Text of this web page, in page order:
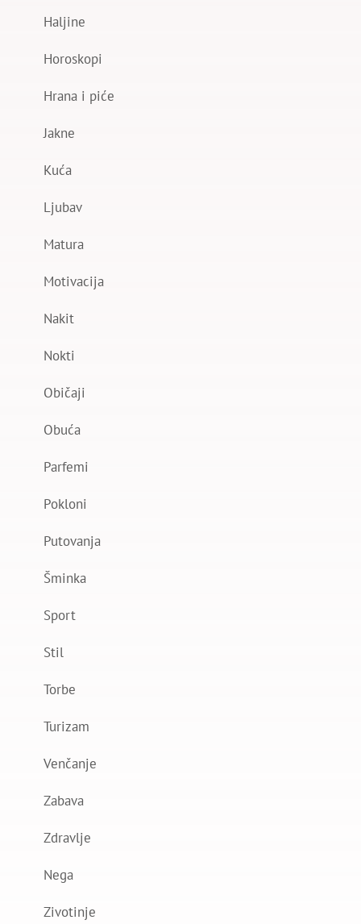
Haljine
Horoskopi
Hrana i piće
Jakne
Kuća
Ljubav
Matura
Motivacija
Nakit
Nokti
Običaji
Obuća
Parfemi
Pokloni
Putovanja
Šminka
Sport
Stil
Torbe
Turizam
Venčanje
Zabava
Zdravlje
Nega
Zivotinje